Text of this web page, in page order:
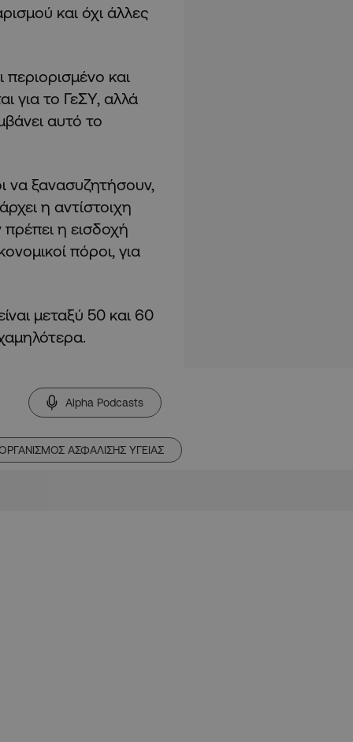
και όχι άλλες
και
για το ΓεΣΥ, αλλά
αυτό το
να ξανασυζητήσουν,
η αντίστοιχη
η εισδοχή
πόροι, για
μεταξύ 50 και 60
Alpha Podcasts
ΑΣΦΑΛΙΣΗΣ ΥΓΕΙΑΣ